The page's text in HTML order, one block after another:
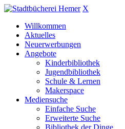
X
Willkommen
Aktuelles
Neuerwerbungen
Angebote
Kinderbibliothek
Jugendbibliothek
Schule & Lernen
Makerspace
Mediensuche
Einfache Suche
Erweiterte Suche
Bibliothek der Dinge